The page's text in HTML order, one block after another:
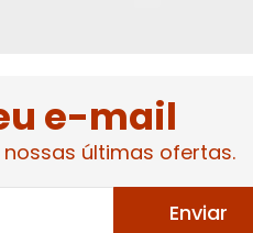
e-mail
últimas ofertas.
Enviar